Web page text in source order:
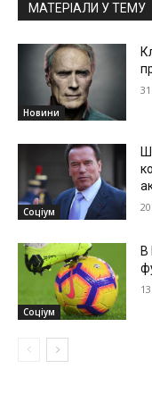
МАТЕРІАЛИ У ТЕМУ
Новини
Соціум
Соціум
В